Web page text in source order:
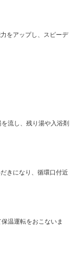
をアップし、スピーデ
流し、残り湯や入浴剤
きになり、循環口付近
温運転をおこないま